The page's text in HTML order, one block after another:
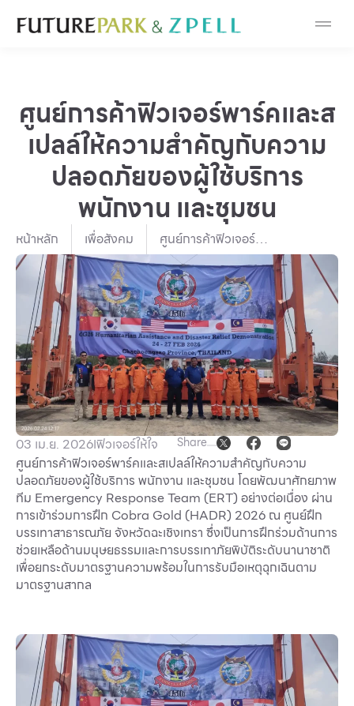
Cosmetic
Fashion
Food
Furniture
Gold & Jewelry
IT
Mobile
Other
School
Service
Superstores
สมาชิก F-MEMBER
กิจกรรมและโปรโมชั่น
สำหรับนักท่องเที่ยว
มีอะไรใหม่
แผนผังร้านค้า
ศูนย์การค้าฟิวเจอร์พาร์คและส
เปลล์ให้ความสำคัญกับความ
ปลอดภัยของผู้ใช้บริการ
พนักงาน และชุมชน
หน้าหลัก เพื่อสังคม
ศูนย์การค้าฟิวเจอร์
พาร์คและสเปลล์ให้
ความสำคัญกับความ
ปลอดภัยของผู้ใช้
บริการ พนักงาน และ
ชุมชน
03 เม.ย. 2026Iฟิวเจอร์ให้ใจ Share
ศูนย์การค้าฟิวเจอร์พาร์คและสเปลล์ให้ความสำคัญกับความ
ปลอดภัยของผู้ใช้บริการ พนักงาน และชุมชน โดยพัฒนาศักยภาพ
ทีม Emergency Response Team (ERT) อย่างต่อเนื่อง ผ่าน
การเข้าร่วมการฝึก Cobra Gold (HADR) 2026 ณ ศูนย์ฝึก
บรรเทาสาธารณภัย จังหวัดฉะเชิงเทรา ซึ่งเป็นการฝึกร่วมด้านการ
ช่วยเหลือด้านมนุษยธรรมและการบรรเทาภัยพิบัติระดับนานาชาติ
เพื่อยกระดับมาตรฐานความพร้อมในการรับมือเหตุฉุกเฉินตาม
มาตรฐานสากล